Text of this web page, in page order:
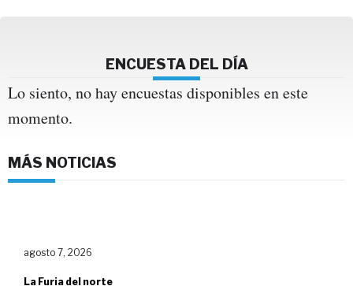
ENCUESTA DEL DÍA
Lo siento, no hay encuestas disponibles en este
momento.
MÁS NOTICIAS
agosto 7, 2026
La Furia del norte